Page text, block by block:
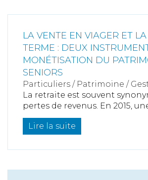
LA VENTE EN VIAGER ET
TERME : DEUX
MONÉTISATION DU
SENIORS
Particuliers / Patrimoine /
La retraite est souvent
pertes de revenus. En 2015,
Lire la suite